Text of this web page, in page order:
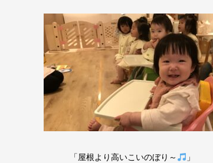
「屋根より高いこいのぼり～ 」